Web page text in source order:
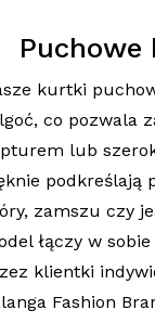
kurtki
co pozwala
lub
podkreślają
zamszu czy
łączy w
klientki
Fashion